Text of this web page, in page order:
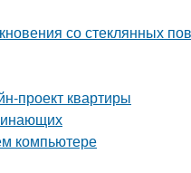
со стеклянных
проект квартиры
компьютере